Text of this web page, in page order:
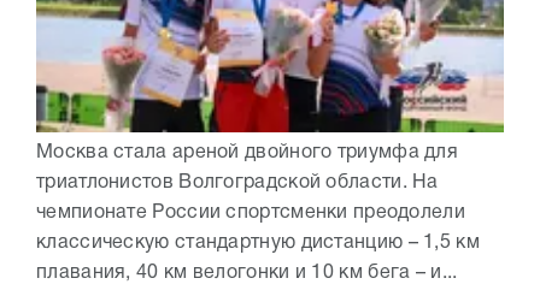
Москва стала ареной двойного триумфа для
триатлонистов Волгоградской области. На
чемпионате России спортсменки преодолели
классическую стандартную дистанцию – 1,5 км
плавания, 40 км велогонки и 10 км бега – и...